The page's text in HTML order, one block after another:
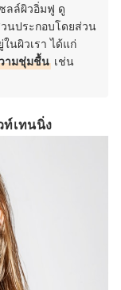
ซลล์ผิวอิ่มฟู ดู
นประกอบโดยส่วน
นผิวเรา ได้แก่
ามชุ่มชื้น เช่น
เทนนิ่ง